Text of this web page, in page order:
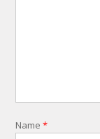
Name *